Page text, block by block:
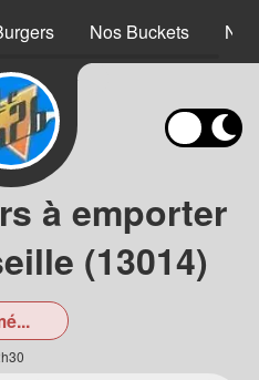
Nos Buckets
à emporter
(13014)